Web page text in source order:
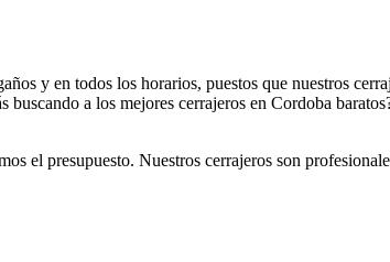
y en todos los horarios, puestos que nuestros
a los mejores cerrajeros en Cordoba
el presupuesto. Nuestros cerrajeros son